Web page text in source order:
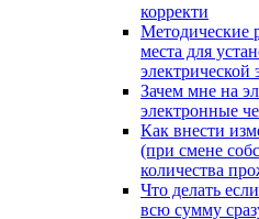
корректи
Методические
места для
электрической
Зачем мне на
электронные
Как внести
(при смене
количества
Что делать
всю сумму